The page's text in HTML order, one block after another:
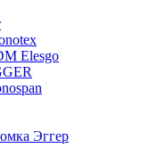
Elesgo
Эггер